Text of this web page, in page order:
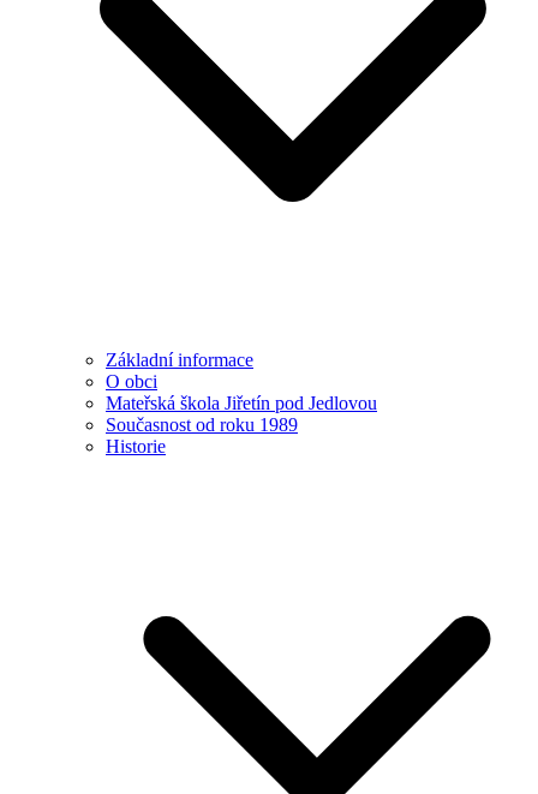
Základní informace
O obci
Mateřská škola Jiřetín pod Jedlovou
Současnost od roku 1989
Historie